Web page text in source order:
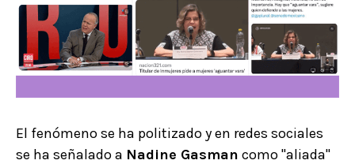
El fenómeno se ha politizado y en redes sociales
se ha señalado a Nadine Gasman como "aliada"